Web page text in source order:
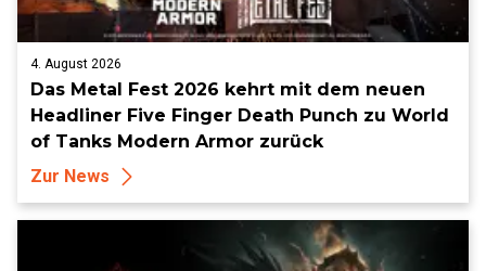
4. August 2026
Das Metal Fest 2026 kehrt mit dem neuen
Headliner Five Finger Death Punch zu World
of Tanks Modern Armor zurück
Zur News